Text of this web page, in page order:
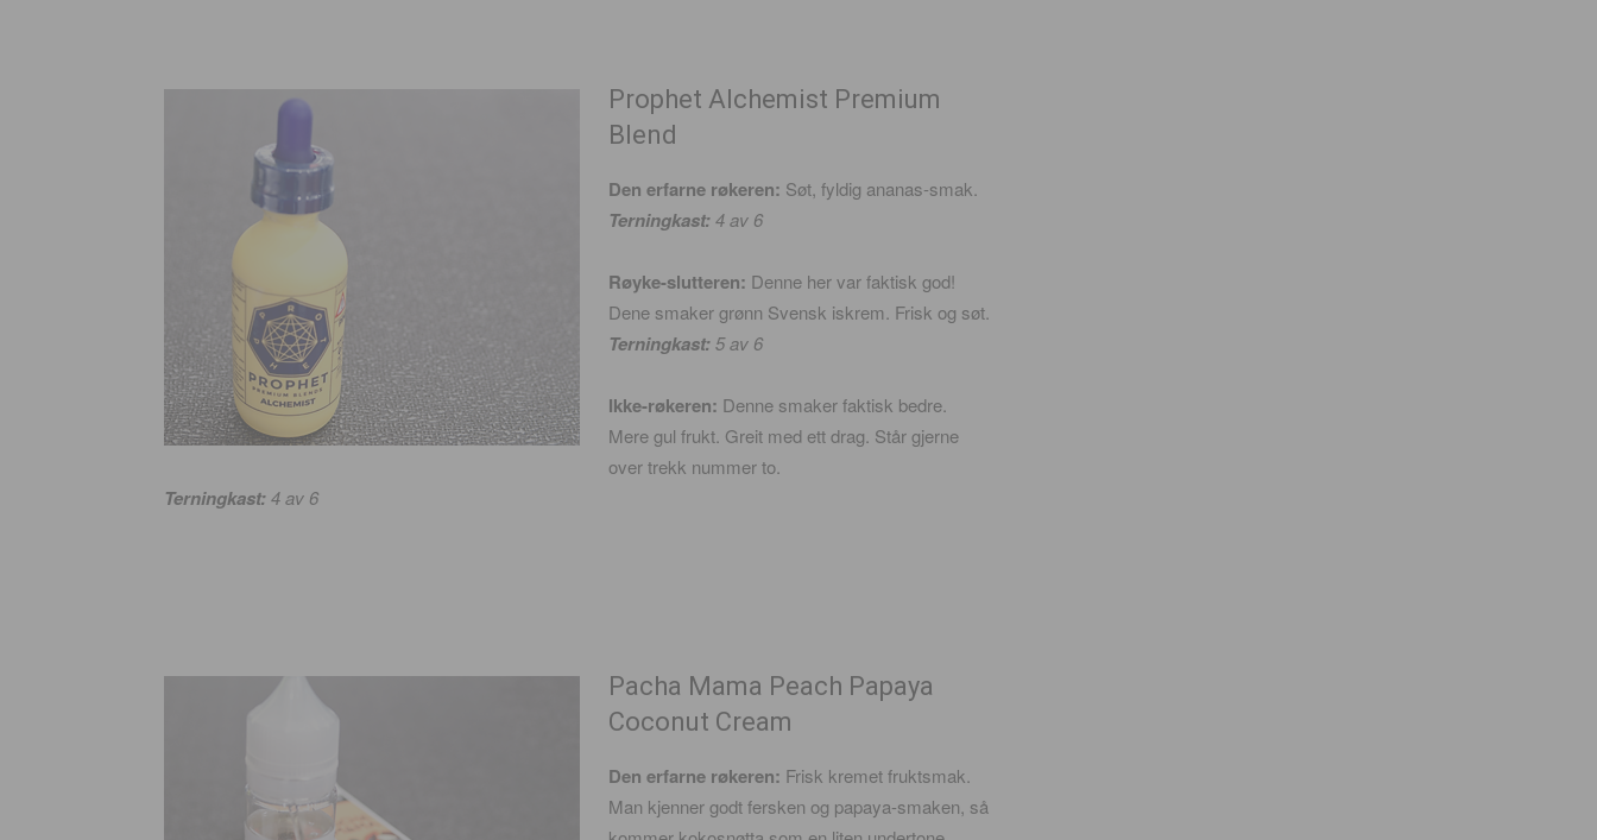
Prophet Alchemist Premium
Blend
Den erfarne røkeren: Søt, fyldig ananas-smak.
Terningkast:4av 6
Røyke-slutteren: Denne her var faktisk god!
Dene smaker grønn Svensk iskrem. Frisk og søt.
Terningkast:5av 6
Ikke-røkeren: Denne smaker faktisk bedre.
Mere gul frukt. Greit med ett drag. Står gjerne
over trekk nummer to.
Terningkast:4av 6
Pacha Mama Peach Papaya
Coconut Cream
Den erfarne røkeren: Frisk kremet fruktsmak.
Man kjenner godt fersken og papaya-smaken, så